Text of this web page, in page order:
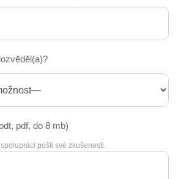
pdf, do 8 mb)
pošli své zkušenosti.